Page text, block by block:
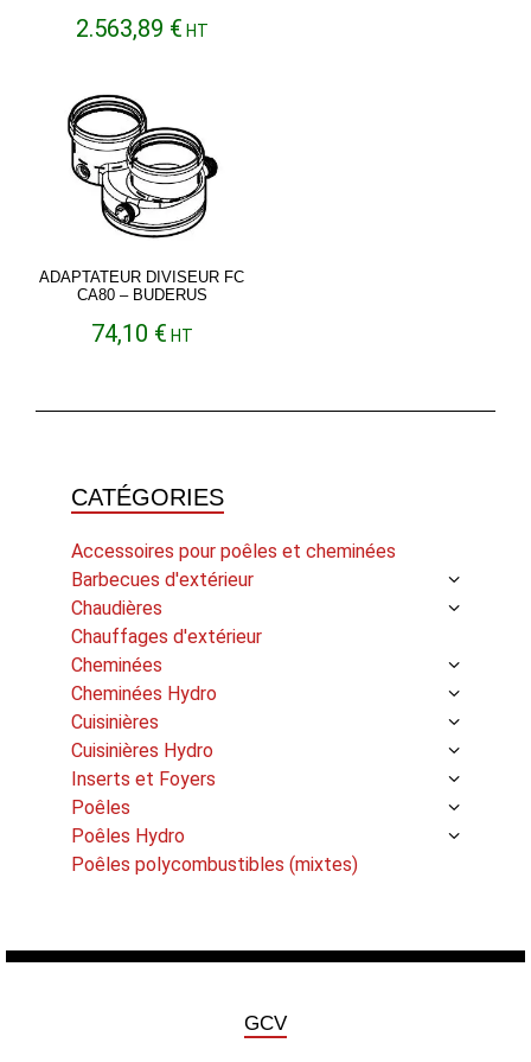
2.563,89 € HT
ADAPTATEUR DIVISEUR FC
CA80 – BUDERUS
74,10 € HT
CATÉGORIES
Accessoires pour poêles et cheminées
Barbecues d'extérieur
Chaudières
Chauffages d'extérieur
Cheminées
Cheminées Hydro
Cuisinières
Cuisinières Hydro
Inserts et Foyers
Poêles
Poêles Hydro
Poêles polycombustibles (mixtes)
GCV